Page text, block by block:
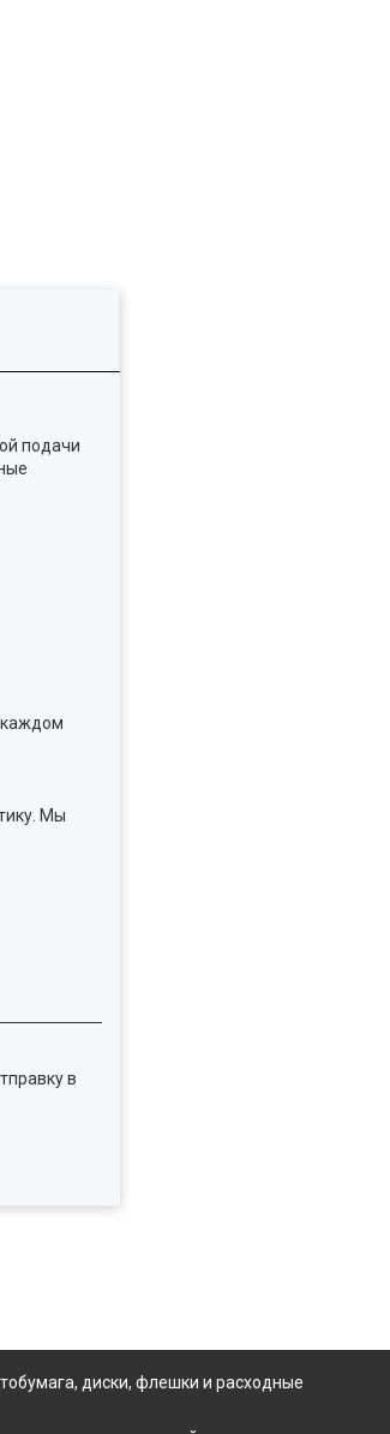
подачи
каждом
Мы
в
, диски, флешки и расходные